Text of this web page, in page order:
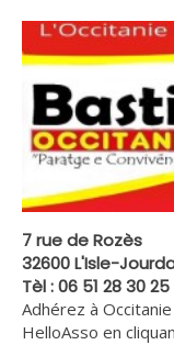
7 rue de Rozès
32600 L'Isle-
Tèl : 06 51 28 30 25
Adhérez à
HelloAsso en